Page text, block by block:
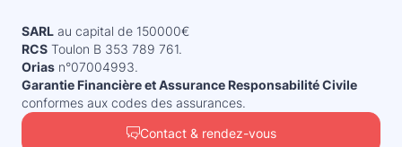
SARL au capital de 150000€
RCS Toulon B 353 789 761.
Orias n°07004993.
Garantie Financière et Assurance Responsabilité Civile
conformes aux codes des assurances.
Contact & rendez-vous